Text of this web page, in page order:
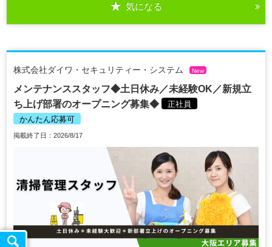
気になる
株式会社ダイワ・セキュリティー・システム New
メンテナンススタッフ◆土日休み／未経験OK／新規立
ち上げ部署のオープニング募集◆
正社員
かんたん応募可
掲載終了日：2026/8/17